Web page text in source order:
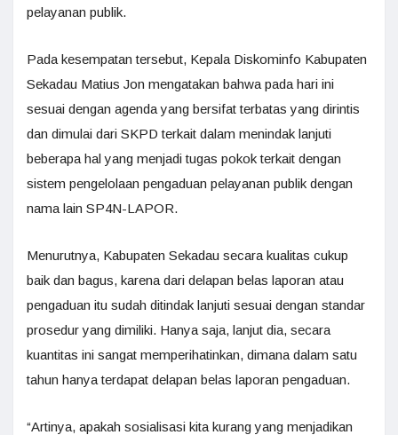
pelayanan publik.
Pada kesempatan tersebut, Kepala Diskominfo Kabupaten
Sekadau Matius Jon mengatakan bahwa pada hari ini
sesuai dengan agenda yang bersifat terbatas yang dirintis
dan dimulai dari SKPD terkait dalam menindak lanjuti
beberapa hal yang menjadi tugas pokok terkait dengan
sistem pengelolaan pengaduan pelayanan publik dengan
nama lain SP4N-LAPOR.
Menurutnya, Kabupaten Sekadau secara kualitas cukup
baik dan bagus, karena dari delapan belas laporan atau
pengaduan itu sudah ditindak lanjuti sesuai dengan standar
prosedur yang dimiliki. Hanya saja, lanjut dia, secara
kuantitas ini sangat memperihatinkan, dimana dalam satu
tahun hanya terdapat delapan belas laporan pengaduan.
“Artinya, apakah sosialisasi kita kurang yang menjadikan